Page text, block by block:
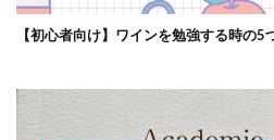
【初心者向け】ワインを勉強する時の